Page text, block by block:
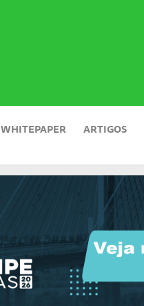
WHITEPAPER ARTIGOS